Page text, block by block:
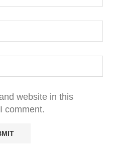
website in this
comment.